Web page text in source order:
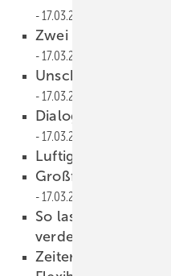
17.03.2022
Zwei
17.03.2022
Unschlagbare
17.03.2022
Dialog zwischen
17.03.2022
Luftig leichte
Großflächige
17.03.2022
So lassen sich alte
verdecken
Zeitersparnis,